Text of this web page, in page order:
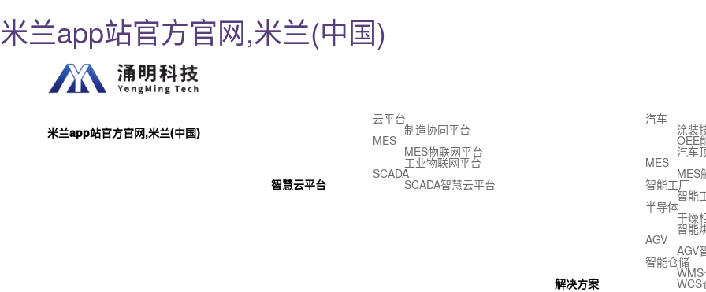
米兰app站官方官网,米兰(中国)
米兰app站官方官网,米兰(中国)
智慧云平台
云平台
制造协同平台
MES
MES物联网平台
工业物联网平台
SCADA
SCADA智慧云平台
解决方案
汽车
涂装
OEE
汽车
MES
MES
智能工厂
智能
半导体
干燥
智能
AGV
AGV
智能仓储
WCS